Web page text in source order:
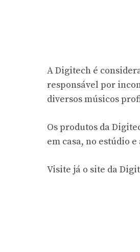
A Digitech é
responsável por
diversos músicos
Os produtos da
em casa, no estúdio
Visite já o site da